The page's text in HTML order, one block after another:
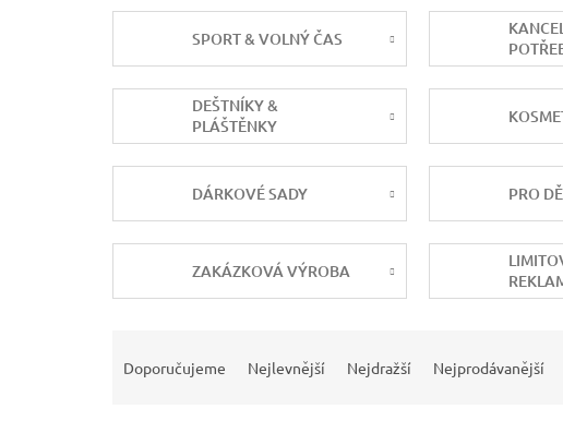
SPORT & VOLNÝ ČAS
DEŠTNÍKY &
PLÁŠTĚNKY
DÁRKOVÉ SADY PRO
ZAKÁZKOVÁ VÝROBA
Doporučujeme Nejlevnější Nejdražší Nejprodávanější